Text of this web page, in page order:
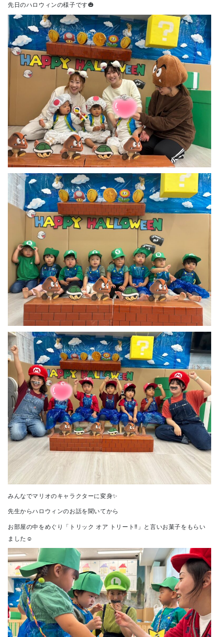
先日のハロウィンの様子です🎃
みんなでマリオのキャラクターに変身✨
先生からハロウィンのお話を聞いてから
お部屋の中をめぐり「トリック オア トリート‼」と言いお菓子をもらい
ました☺